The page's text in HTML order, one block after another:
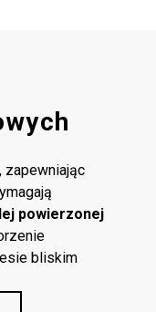
, zapewniając
powierzonej
bliskim